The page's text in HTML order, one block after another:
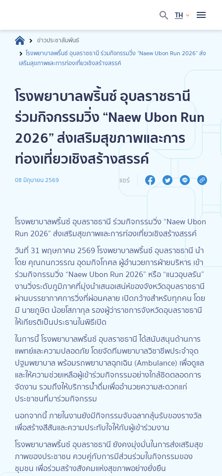
TH
ข่าวประชาสัมพันธ์
โรงพยาบาลพริ้นซ์ อุบลราชธานี ร่วมกิจกรรมวิ่ง “Naew Ubon Run 2026” ส่ง
เสริมสุขภาพและการท่องเที่ยวเชิงสร้างสรรค์
โรงพยาบาลพริ้นซ์ อุบลราชธานี
ร่วมกิจกรรมวิ่ง “Naew Ubon Run
2026” ส่งเสริมสุขภาพและการ
ท่องเที่ยวเชิงสร้างสรรค์
08 มิถุนายน 2569 แชร์
โรงพยาบาลพริ้นซ์ อุบลราชธานี ร่วมกิจกรรมวิ่ง “Naew Ubon
Run 2026” ส่งเสริมสุขภาพและการท่องเที่ยวเชิงสร้างสรรค์
วันที่ 31 พฤษภาคม 2569 โรงพยาบาลพริ้นซ์ อุบลราชธานี นำ
โดย คุณกนกวรรณ อุดมกิจโกศล ผู้อำนวยการฝ่ายบริหาร เข้า
ร่วมกิจกรรมวิ่ง “Naew Ubon Run 2026” หรือ “แนวอุบลรัน”
งานวิ่งระดับภูมิภาคที่มุ่งนำเสนอเสน่ห์ของจังหวัดอุบลราชธานี
ผ่านบรรยากาศการวิ่งที่ผ่อนคลาย เปิดกว้างสำหรับทุกคน โดย
มี นายภูษิต น้อยโสภากุล รองผู้ว่าราชการจังหวัดอุบลราชธานี
ให้เกียรติเป็นประธานในพิธีเปิด
ในการนี้ โรงพยาบาลพริ้นซ์ อุบลราชธานี ได้สนับสนุนด้านการ
แพทย์และความปลอดภัย โดยจัดทีมพยาบาลวิชาชีพประจำจุด
ปฐมพยาบาล พร้อมรถพยาบาลฉุกเฉิน (Ambulance) เพื่อดูแล
และให้ความช่วยเหลือผู้เข้าร่วมกิจกรรมอย่างใกล้ชิดตลอดการ
จัดงาน รวมถึงให้บริการน้ำดื่มเพื่ออำนวยความสะดวกแก่
ประชาชนที่มาร่วมกิจกรรม
นอกจากนี้ ภายในงานยังมีกิจกรรมจับฉลากลุ้นรับของรางวัล
เพื่อสร้างสีสันและความประทับใจให้กับผู้เข้าร่วมงาน
โรงพยาบาลพริ้นซ์ อุบลราชธานี ยังคงมุ่งมั่นในการส่งเสริมสุข
ภาพของประชาชน ควบคู่กับการมีส่วนร่วมในกิจกรรมของ
ชุมชน เพื่อร่วมสร้างสังคมแห่งสุขภาพอย่างยั่งยืน